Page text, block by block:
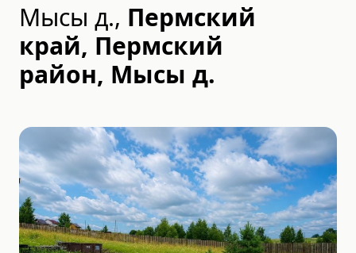
Мысы д., Пермский
край, Пермский
район, Мысы д.